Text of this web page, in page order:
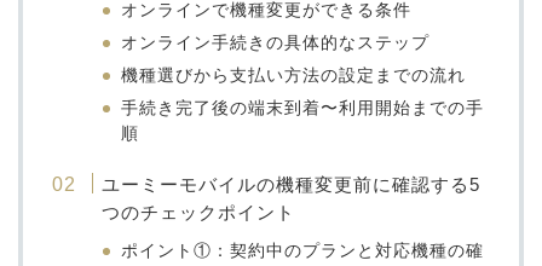
オンラインで機種変更ができる条件
オンライン手続きの具体的なステップ
機種選びから支払い方法の設定までの流れ
手続き完了後の端末到着〜利用開始までの手
順
ユーミーモバイルの機種変更前に確認する5
つのチェックポイント
ポイント①：契約中のプランと対応機種の確